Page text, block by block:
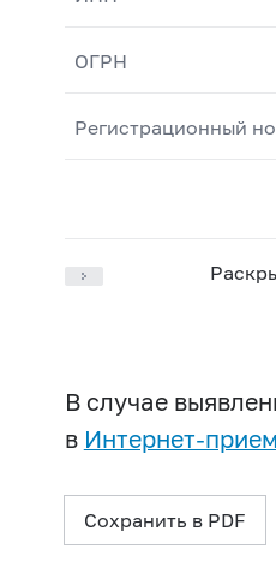
ОГРН
Регистрационный
В случае
в Интернет-
Сохранить в PDF